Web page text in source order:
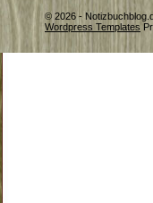
© 2026 -
Wordpress Templates